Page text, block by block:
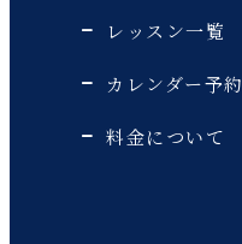
レッスン一覧
カレンダー予約
料金について